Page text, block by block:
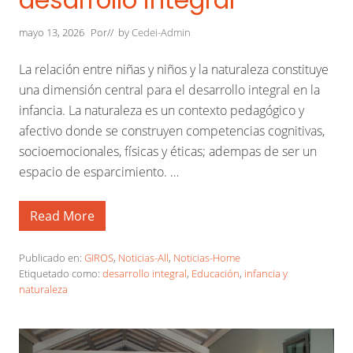
a
r
i
r
e
a
p
o
y
a
d
e
s
r
r
o
l
c
o
mayo 13, 2026 Por// byCedei-Admin
La relación entre niñas y niños y la naturaleza constituye
una dimensión central para el desarrollo integral en la
infancia. La naturaleza es un contexto pedagógico y
afectivo donde se construyen competencias cognitivas,
socioemocionales, físicas y éticas; adempas de ser un
espacio de esparcimiento. …
C
r
c
e
m
o
o
n
Read More
Publicado en: GIROS, Noticias-All, Noticias-Home
Etiquetado como: desarrollo integral, Educación, infancia y
naturaleza